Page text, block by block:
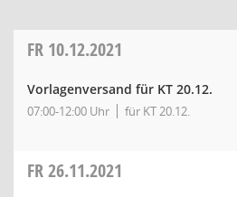
FR 10.12.2021
Vorlagenversand für KT 20.12.
07:00-12:00 Uhr für KT 20.12.
FR26.11.2021